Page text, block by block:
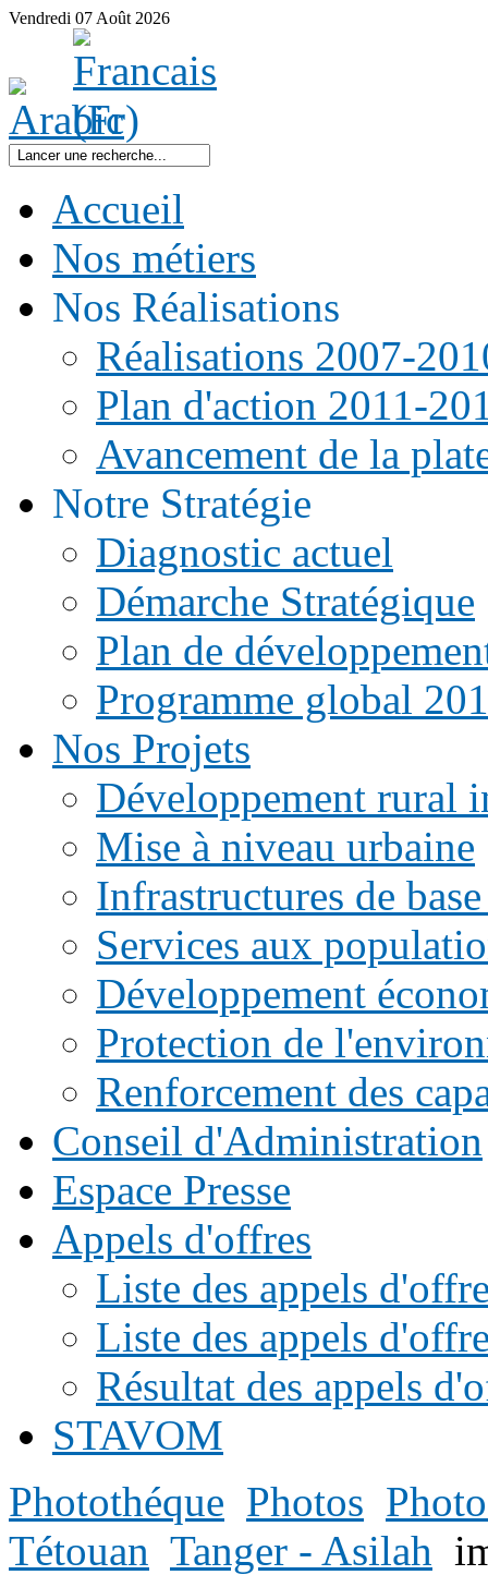
Vendredi 07 Août 2026
Accueil
Nos métiers
Nos Réalisations
Réalisations 2007-
Plan d'action 2011-
Avancement de la
Notre Stratégie
Diagnostic actuel
Démarche Stratégique
Plan de
Programme global
Nos Projets
Développement rural
Mise à niveau urbaine
Infrastructures de
Services aux
Développement
Protection de
Renforcement des
Conseil d'Administration
Espace Presse
Appels d'offres
Liste des appels
Liste des appels
Résultat des appels
STAVOM
Photothéque Photos
Tétouan Tanger - Asilah